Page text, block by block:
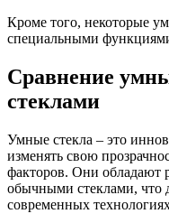
Кроме того, некоторые
специальными
Сравнение
стеклами
Умные стекла – это
изменять свою
факторов. Они обладают
обычными стеклами, что
современных